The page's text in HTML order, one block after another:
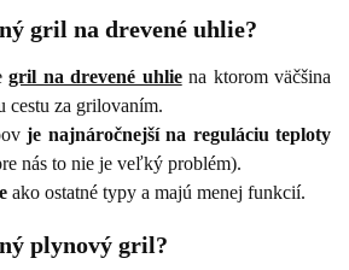
gril na drevené uhlie?
gril na drevené uhliena ktorom väčšina
cestu za grilovaním.
je najnáročnejší na reguláciu teploty
nás to nie je veľký problém).
ako ostatné typy a majú menej funkcií.
plynový gril?